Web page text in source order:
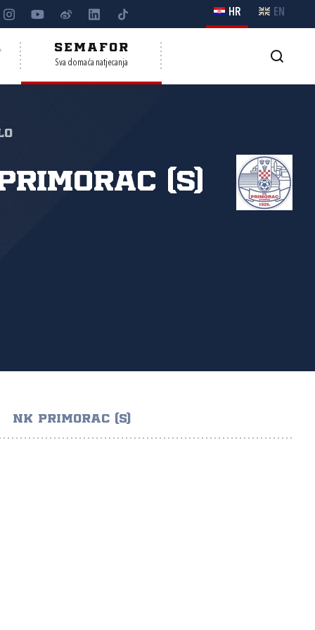
HR EN
SEMAFOR
Sva domaća natjecanja
(S)
NK PRIMORAC (S)